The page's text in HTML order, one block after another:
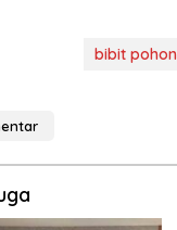
bibit pohon